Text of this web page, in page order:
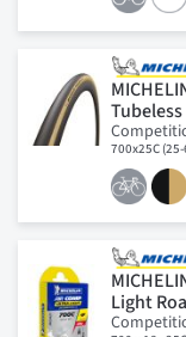
700x25C
Light